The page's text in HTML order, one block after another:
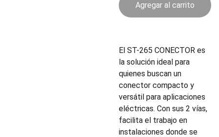
Agregar al carrito
El ST-265 CONECTOR es
la solución ideal para
quienes buscan un
conector compacto y
versátil para aplicaciones
eléctricas. Con sus 2 vías,
facilita el trabajo en
instalaciones donde se